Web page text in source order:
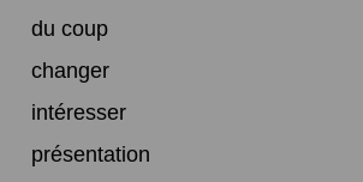
du coup
changer
intéresser
présentation